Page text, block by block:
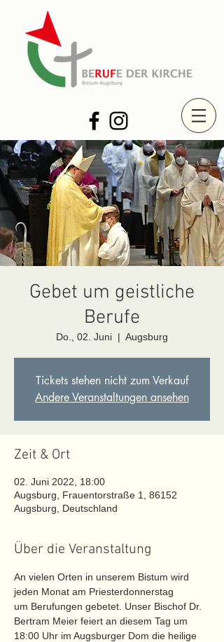
Gebet um geistliche
Berufe
Do., 02. Juni
  |
Augsburg
Tickets stehen nicht zum Verkauf
Andere Veranstaltungen ansehen
Zeit & Ort
02. Juni 2022, 18:00
Augsburg, Frauentorstraße 1, 86152
Augsburg, Deutschland
Über die Veranstaltung
An vielen Orten in unserem Bistum wird
jeden Monat am Priesterdonnerstag
um Berufungen gebetet. Unser Bischof Dr.
Bertram Meier feiert an diesem Tag um
18:00 Uhr im Augsburger Dom die heilige